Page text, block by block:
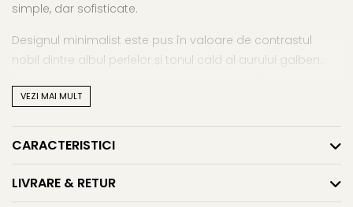
simple, dar sofisticate.
Designul minimalist este pus în valoare de contrastul
nobil dintre albul perlelor și tonul cald al aurului galben.
formă rotundă și suprafață cu imperfecțiuni aproape
rafinament clasic și versatilitate modernă, fiind o piesă
brățară cu perleeste potrivită pentru purtare zilnică, la
birou, sau pentru ocazii discrete, în care naturalețea
VEZI MAI MULT
CARACTERISTICI
LIVRARE & RETUR